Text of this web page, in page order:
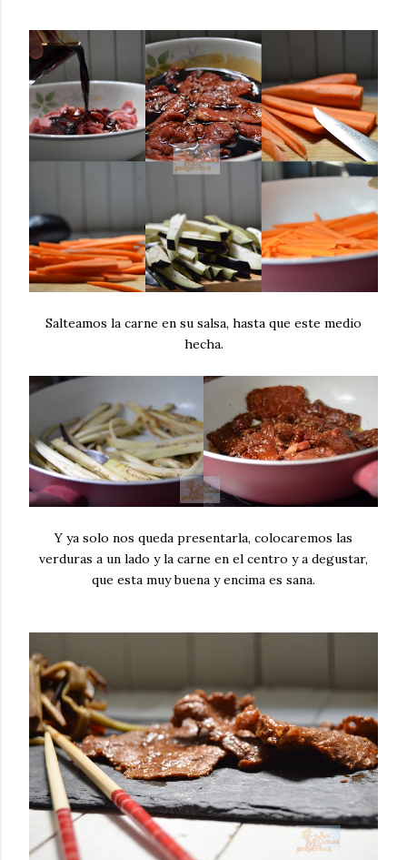
Salteamos la carne en su salsa, hasta que este medio
hecha.
Y ya solo nos queda presentarla, colocaremos las
verduras a un lado y la carne en el centro y a degustar,
que esta muy buena y encima es sana.